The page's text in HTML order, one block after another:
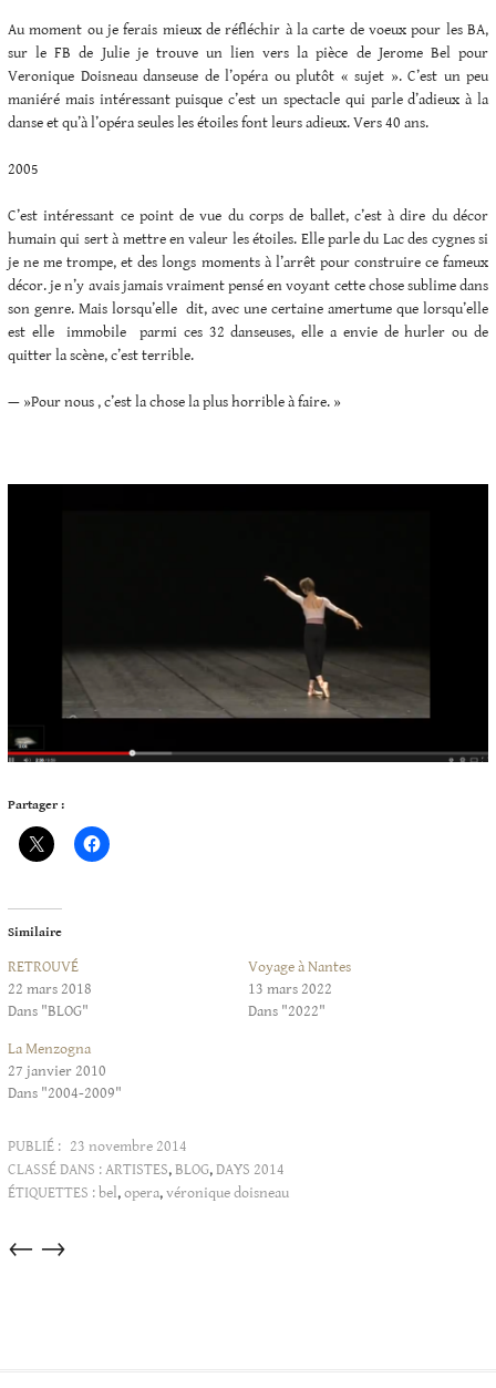
Au moment ou je ferais mieux de réfléchir à la carte de voeux pour les BA,
sur le FB de Julie je trouve un lien vers la pièce de Jerome Bel pour
Veronique Doisneau danseuse de l’opéra ou plutôt « sujet ». C’est un peu
maniéré mais intéressant puisque c’est un spectacle qui parle d’adieux à la
danse et qu’à l’opéra seules les étoiles font leurs adieux. Vers 40 ans.
2005
C’est intéressant ce point de vue du corps de ballet, c’est à dire du décor
humain qui sert à mettre en valeur les étoiles. Elle parle du Lac des cygnes si
je ne me trompe, et des longs moments à l’arrêt pour construire ce fameux
décor. je n’y avais jamais vraiment pensé en voyant cette chose sublime dans
son genre. Mais lorsqu’elle dit, avec une certaine amertume que lorsqu’elle
est elle immobile parmi ces 32 danseuses, elle a envie de hurler ou de
quitter la scène, c’est terrible.
— »Pour nous , c’est la chose la plus horrible à faire. »
Partager :
Similaire
RETROUVÉ
22 mars 2018
Dans "BLOG"
Voyage à Nantes
13 mars 2022
Dans "2022"
La Menzogna
27 janvier 2010
Dans "2004-2009"
PUBLIÉ : 23 novembre 2014
CLASSÉ DANS :ARTISTES,BLOG,DAYS 2014
ÉTIQUETTES : bel,opera,véronique doisneau
Articles
→
←